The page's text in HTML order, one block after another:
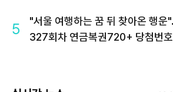
5
"서울 여행하는 꿈 뒤 찾아온 행운
327회차 연금복권720+ 당첨번호